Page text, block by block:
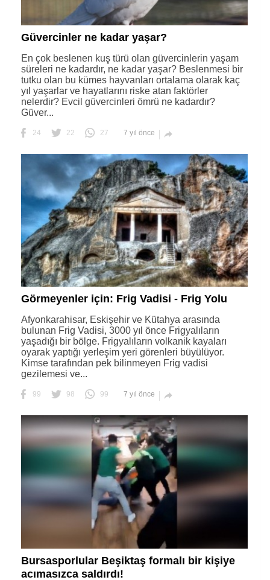
Güvercinler ne kadar yaşar?
En çok beslenen kuş türü olan güvercinlerin yaşam
süreleri ne kadardır, ne kadar yaşar? Beslenmesi bir
tutku olan bu kümes hayvanları ortalama olarak kaç
yıl yaşarlar ve hayatlarını riske atan faktörler
nelerdir? Evcil güvercinleri ömrü ne kadardır?
Güver...
24 22 27 7 yıl önce 
Görmeyenler için: Frig Vadisi - Frig Yolu
Afyonkarahisar, Eskişehir ve Kütahya arasında
bulunan Frig Vadisi, 3000 yıl önce Frigyalıların
yaşadığı bir bölge. Frigyalıların volkanik kayaları
oyarak yaptığı yerleşim yeri görenleri büyülüyor.
Kimse tarafından pek bilinmeyen Frig vadisi
gezilemesi ve...
99 98 99 7 yıl önce 
Bursasporlular Beşiktaş formalı bir kişiye
acımasızca saldırdı!